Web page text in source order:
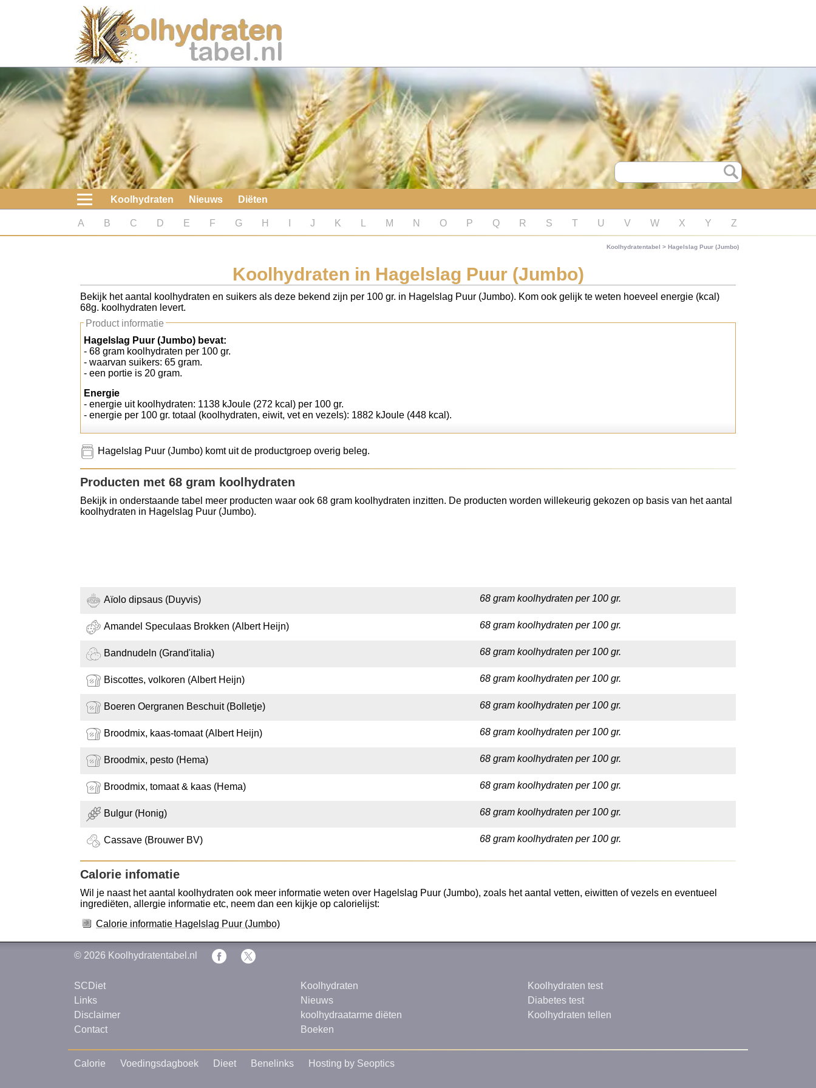
Koolhydraten
Nieuws
Koolhydraatarme diëten
Boeken
koolhydraatarme diëten
Diabetes test
Koolhydraten tellen
Koolhydraten Nieuws Diëten
A B C D E F G H J K M N O P Q R S T U V W X Y Z
Koolhydratentabel > Hagelslag Puur (Jumbo)
Koolhydraten in Hagelslag Puur (Jumbo)
Bekijk het aantal koolhydraten en suikers als deze bekend zijn per 100 gr. in Hagelslag Puur (Jumbo). Kom ook gelijk te weten hoeveel energie (kcal)
68g. koolhydraten levert.
Product informatie
Hagelslag Puur (Jumbo) bevat:
- 68 gram koolhydraten per 100 gr.
- waarvan suikers: 65 gram.
- een portie is 20 gram.
Energie
- energie uit koolhydraten: 1138 kJoule (272 kcal) per 100 gr.
- energie per 100 gr. totaal (koolhydraten, eiwit, vet en vezels): 1882 kJoule (448 kcal).
Hagelslag Puur (Jumbo) komt uit de productgroep overig beleg.
Producten met 68 gram koolhydraten
Bekijk in onderstaande tabel meer producten waar ook 68 gram koolhydraten inzitten. De producten worden willekeurig gekozen op basis van het aantal
koolhydraten in Hagelslag Puur (Jumbo).
Aïolo dipsaus (Duyvis) 68 gram koolhydraten per 100 gr.
Amandel Speculaas Brokken (Albert Heijn) 68 gram koolhydraten per 100 gr.
Bandnudeln (Grand'italia) 68 gram koolhydraten per 100 gr.
Biscottes, volkoren (Albert Heijn) 68 gram koolhydraten per 100 gr.
Boeren Oergranen Beschuit (Bolletje) 68 gram koolhydraten per 100 gr.
Broodmix, kaas-tomaat (Albert Heijn) 68 gram koolhydraten per 100 gr.
Broodmix, pesto (Hema) 68 gram koolhydraten per 100 gr.
Broodmix, tomaat & kaas (Hema) 68 gram koolhydraten per 100 gr.
Bulgur (Honig) 68 gram koolhydraten per 100 gr.
Cassave (Brouwer BV) 68 gram koolhydraten per 100 gr.
Calorie infomatie
Wil je naast het aantal koolhydraten ook meer informatie weten over Hagelslag Puur (Jumbo), zoals het aantal vetten, eiwitten of vezels en eventueel
ingrediëten, allergie informatie etc, neem dan een kijkje op calorielijst:
Calorie informatie Hagelslag Puur (Jumbo)
© 2026 Koolhydratentabel.nl
SCDiet
Links
Disclaimer
Contact
Koolhydraten
Nieuws
koolhydraatarme diëten
Boeken
Koolhydraten test
Diabetes test
Koolhydraten tellen
Calorie Voedingsdagboek Dieet Benelinks Hosting by Seoptics